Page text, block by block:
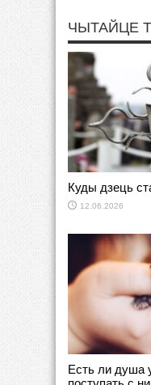
ЧЫТАЙЦЕ
Куды дзець
12.06.2026
Есть ли душа